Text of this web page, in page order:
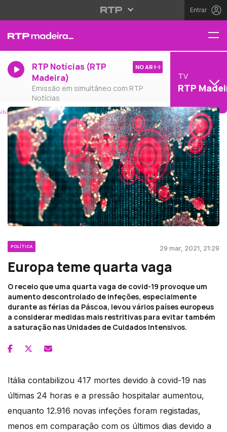
Entrar
RTP Notícias (RTP
Madeira)
Emissão em simultâneo com RTP
Notícias
NO AR
TV
RTP
POLÍTICA 29 mar, 2021, 21:29
Europa teme quarta vaga
O receio que uma quarta vaga de covid-19 provoque um
aumento descontrolado de infeções, especialmente
durante as férias da Páscoa, levou vários países europeus
a considerar medidas mais restritivas para evitar também
a saturação nas Unidades de Cuidados Intensivos.
Itália contabilizou 417 mortes devido à covid-19 nas
últimas 24 horas e a pressão hospitalar aumentou,
enquanto 12.916 novas infeções foram registadas,
menos em comparação com os últimos dias devido a